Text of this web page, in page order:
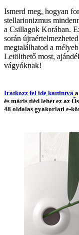
Ismerd meg, hogyan
stellarionizmus
a Csillagok Korában.
során
megtalálhatod a
Letölthető most,
vágyóknak!
Iratkozz fel ide kattintva a
és máris tiéd lehet ez az
48 oldalas gyakorlati e-